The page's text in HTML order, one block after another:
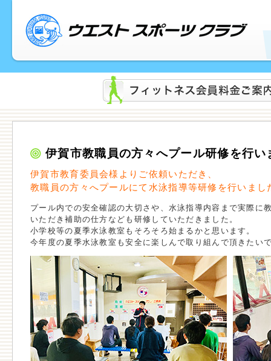
伊賀市教職員の方々へプール研修を行い
伊賀市教育委員会様よりご依頼いただき、
教職員の方々へプールにて水泳指導等研修を行いまし
プール内での安全確認の大切さや、水泳指導内容まで実際に
いただき補助の仕方なども研修していただきました。
小学校等の夏季水泳教室もそろそろ始まるかと思います。
今年度の夏季水泳教室も安全に楽しんで取り組んで頂きたい